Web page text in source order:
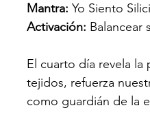
Mantra: Yo Siento
Activación: Balancear
El cuarto día revela
tejidos, refuerza
como guardián de la